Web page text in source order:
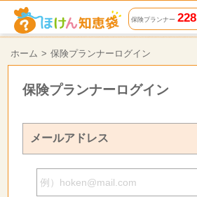
保険プランナー228
ホーム 保険プランナーログイン
保険プランナーログイン
メールアドレス